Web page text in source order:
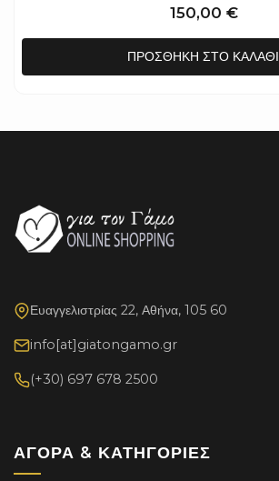
150,00 €
ΠΡΟΣΘΉΚΗ ΣΤΟ ΚΑΛΆΘΙ
Ευαγγελιστρίας 22, Αθήνα, 105 60
info[at]giatongamo.gr
(+30) 697 678 2500
ΑΓΟΡΆ & ΚΑΤΗΓΟΡΊΕΣ